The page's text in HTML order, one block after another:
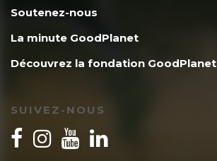
Soutenez-nous
La minute GoodPlanet
Découvrez la fondation GoodPlanet
SUIVEZ-NOUS